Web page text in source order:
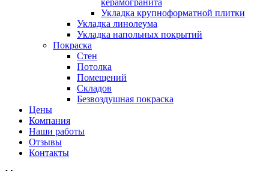
керамогранита
Укладка крупноформатной плитки
Укладка линолеума
Укладка напольных покрытий
Покраска
Стен
Потолка
Помещений
Складов
Безвоздушная покраска
Цены
Компания
Наши работы
Отзывы
Контакты